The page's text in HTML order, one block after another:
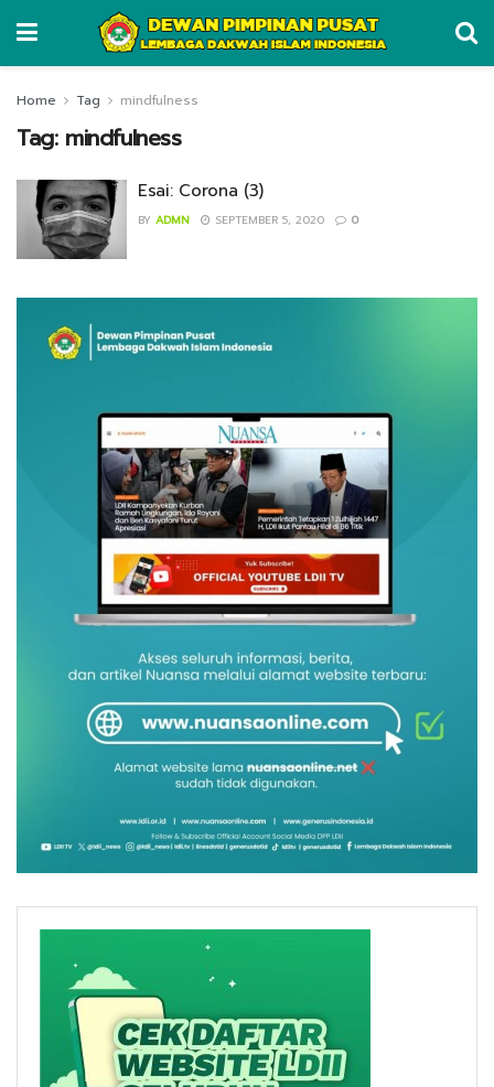
Home Tag mindfulness
Tag: mindfulness
Esai: Corona (3)
BY ADMN SEPTEMBER 5, 2020 0